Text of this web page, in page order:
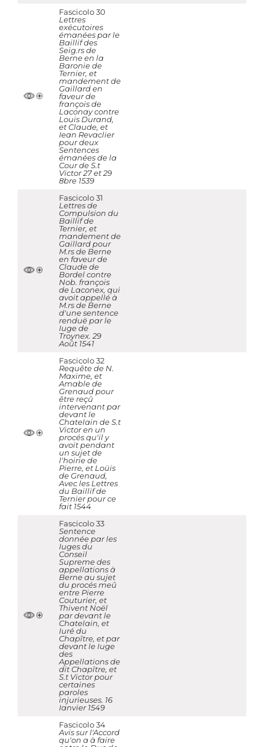
Fascicolo 30
Lettres
exécutoires
émanées par le
Baillif des
Seig.rs de
Berne en la
Baronie de
Ternier, et
mandement de
Gaillard en
faveur de
françois de
Laconay contre
Louis Durand,
et Claude, et
Iean Revaclier
pour deux
Sentences
émanées de la
Cour de S.t
Victor 27 et 29
8bre 1539
Fascicolo 31
Lettres de
Compulsion du
Baillif de
Ternier, et
mandement de
Gaillard pour
M.rs de Berne
en faveur de
Claude de
Bordel contre
Nob. françois
de Laconex, qui
avoit appellé à
M.rs de Berne
d'une sentence
renduë par le
Iuge de
Troynex. 29
Août 1541
Fascicolo 32
Requête de N.
Maxime, et
Amable de
Grenaud pour
être reçû
intervenant par
devant le
Chatelain de S.t
Victor en un
procés qu'il y
avoit pendant
un sujet de
l'hoirie de
Pierre, et Loüis
de Grenaud,
Avec les Lettres
du Baillif de
Ternier pour ce
fait 1544
Fascicolo 33
Sentence
donnée par les
Iuges du
Conseil
Supreme des
appellations à
Berne au sujet
du procés meû
entre Pierre
Couturier, et
Thivent Noël
par devant le
Chatelain, et
Iuré du
Chapître, et par
devant le Iuge
des
Appellations de
dit Chapître, et
S.t Victor pour
certaines
paroles
injurieuses. 16
Ianvier 1549
Fascicolo 34
Avis sur l'Accord
qu'on a à faire